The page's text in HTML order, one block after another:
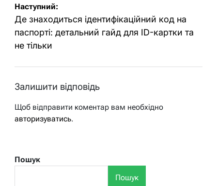
Наступний:
Де знаходиться ідентифікаційний код на
паспорті: детальний гайд для ID-картки та
не тільки
Залишити відповідь
Щоб відправити коментар вам необхідно
авторизуватись.
Пошук
Пошук